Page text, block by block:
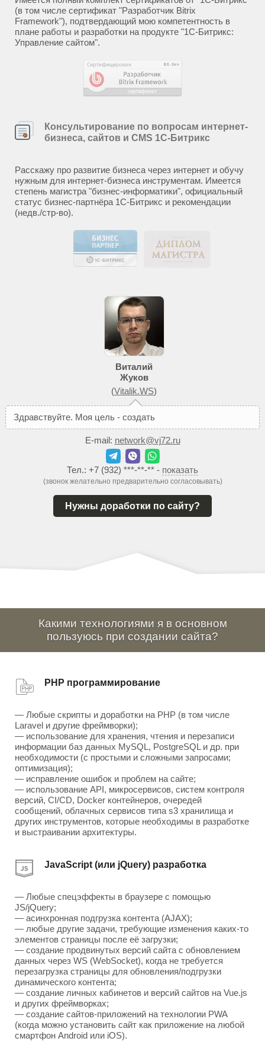
(в том числе сертификат "Разработчик Bitrix
Framework"), подтвердающий мою компетентность в
плане работы и разработки на продукте "1С-Битрикс:
Управление сайтом".
Консультирование по вопросам интернет-
бизнеса, сайтов и CMS 1С-Битрикс
Расскажу про развитие бизнеса через интернет и обучу
нужным для интернет-бизнеса инструментам. Имеется
степень магистра "бизнес-информатики", официальный
статус бизнес-партнёра 1С-Битрикс и рекомендации
(недв./стр-во).
Виталий
Жуков
(Vitalik.WS)
Здравствуйте. Моя цель - создать
E-mail: network@vj72.ru
Тел.: +7 (932) ***-**-** - показать
(звонок желательно предварительно согласовывать)
Нужны доработки по сайту?
Какими технологиями я в основном
пользуюсь при создании сайта?
PHP программирование
— Любые скрипты и доработки на PHP (в том числе
Laravel и другие фреймворки);
— использование для хранения, чтения и перезаписи
информации баз данных MySQL, PostgreSQL и др. при
необходимости (с простыми и сложными запросами;
оптимизация);
— исправление ошибок и проблем на сайте;
— использование API, микросервисов, систем контроля
версий, CI/CD, Docker контейнеров, очередей
сообщений, облачных сервисов типа s3 хранилища и
других инструментов, которые необходимы в разработке
и выстраивании архитектуры.
JavaScript (или jQuery) разработка
— Любые спецэффекты в браузере с помощью
JS/jQuery;
— асинхронная подгрузка контента (AJAX);
— любые другие задачи, требующие изменения каких-то
элементов страницы после её загрузки;
— создание продвинутых версий сайта с обновлением
данных через WS (WebSocket), когда не требуется
перезагрузка страницы для обновления/подгрузки
динамического контента;
— создание личных кабинетов и версий сайтов на Vue.js
и других фреймворках;
— создание сайтов-приложений на технологии PWA
(когда можно установить сайт как приложение на любой
смартфон Android или iOS).